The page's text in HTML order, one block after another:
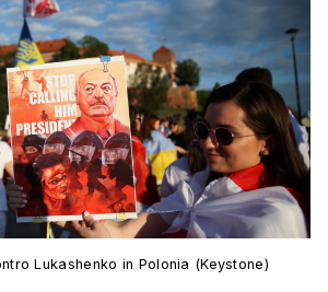
Lukashenko in Polonia (Keystone)